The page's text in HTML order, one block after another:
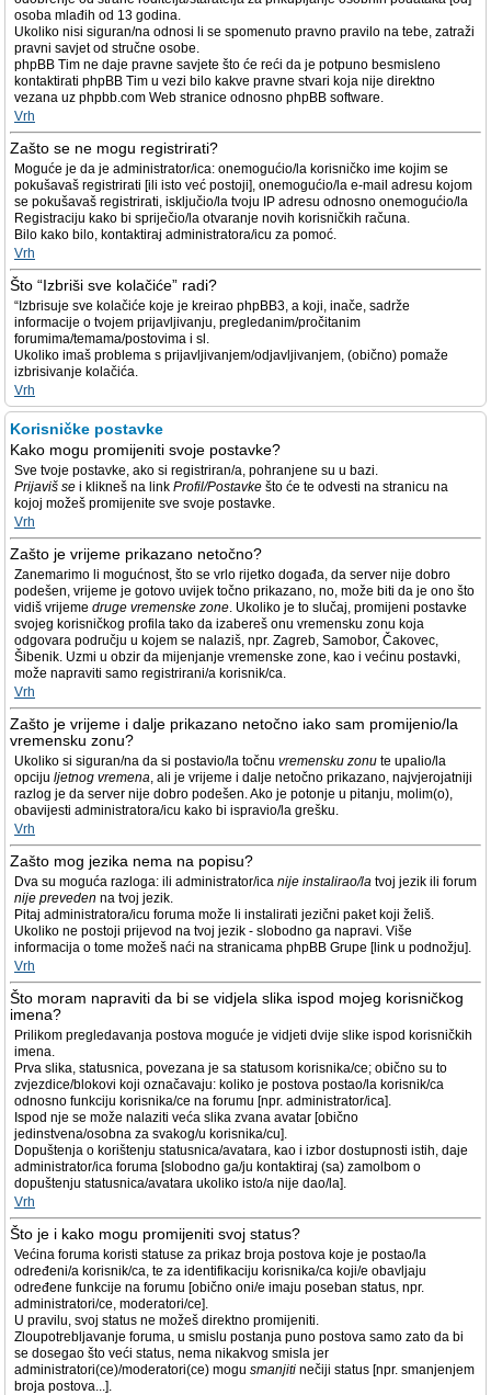
osoba mlađih od 13 godina.
Ukoliko nisi siguran/na odnosi li se spomenuto pravno pravilo na tebe, zatraži
pravni savjet od stručne osobe.
phpBB Tim ne daje pravne savjete što će reći da je potpuno besmisleno
kontaktirati phpBB Tim u vezi bilo kakve pravne stvari koja nije direktno
vezana uz phpbb.com Web stranice odnosno phpBB software.
Vrh
Zašto se ne mogu registrirati?
Moguće je da je administrator/ica: onemogućio/la korisničko ime kojim se
pokušavaš registrirati [ili isto već postoji], onemogućio/la e-mail adresu kojom
se pokušavaš registrirati, isključio/la tvoju IP adresu odnosno onemogućio/la
Registraciju kako bi spriječio/la otvaranje novih korisničkih računa.
Bilo kako bilo, kontaktiraj administratora/icu za pomoć.
Vrh
Što “Izbriši sve kolačiće” radi?
“Izbrisuje sve kolačiće koje je kreirao phpBB3, a koji, inače, sadrže
informacije o tvojem prijavljivanju, pregledanim/pročitanim
forumima/temama/postovima i sl.
Ukoliko imaš problema s prijavljivanjem/odjavljivanjem, (obično) pomaže
izbrisivanje kolačića.
Vrh
Korisničke postavke
Kako mogu promijeniti svoje postavke?
Sve tvoje postavke, ako si registriran/a, pohranjene su u bazi.
Prijaviš se i klikneš na link Profil/Postavke što će te odvesti na stranicu na
kojoj možeš promijenite sve svoje postavke.
Vrh
Zašto je vrijeme prikazano netočno?
Zanemarimo li mogućnost, što se vrlo rijetko događa, da server nije dobro
podešen, vrijeme je gotovo uvijek točno prikazano, no, može biti da je ono što
vidiš vrijeme druge vremenske zone. Ukoliko je to slučaj, promijeni postavke
svojeg korisničkog profila tako da izabereš onu vremensku zonu koja
odgovara području u kojem se nalaziš, npr. Zagreb, Samobor, Čakovec,
Šibenik. Uzmi u obzir da mijenjanje vremenske zone, kao i većinu postavki,
može napraviti samo registrirani/a korisnik/ca.
Vrh
Zašto je vrijeme i dalje prikazano netočno iako sam promijenio/la
vremensku zonu?
Ukoliko si siguran/na da si postavio/la točnu vremensku zonu te upalio/la
opciju ljetnog vremena, ali je vrijeme i dalje netočno prikazano, najvjerojatniji
razlog je da server nije dobro podešen. Ako je potonje u pitanju, molim(o),
obavijesti administratora/icu kako bi ispravio/la grešku.
Vrh
Zašto mog jezika nema na popisu?
Dva su moguća razloga: ili administrator/ica nije instalirao/la tvoj jezik ili forum
nije preveden na tvoj jezik.
Pitaj administratora/icu foruma može li instalirati jezični paket koji želiš.
Ukoliko ne postoji prijevod na tvoj jezik - slobodno ga napravi. Više
informacija o tome možeš naći na stranicama phpBB Grupe [link u podnožju].
Vrh
Što moram napraviti da bi se vidjela slika ispod mojeg korisničkog
imena?
Prilikom pregledavanja postova moguće je vidjeti dvije slike ispod korisničkih
imena.
Prva slika, statusnica, povezana je sa statusom korisnika/ce; obično su to
zvjezdice/blokovi koji označavaju: koliko je postova postao/la korisnik/ca
odnosno funkciju korisnika/ce na forumu [npr. administrator/ica].
Ispod nje se može nalaziti veća slika zvana avatar [obično
jedinstvena/osobna za svakog/u korisnika/cu].
Dopuštenja o korištenju statusnica/avatara, kao i izbor dostupnosti istih, daje
administrator/ica foruma [slobodno ga/ju kontaktiraj (sa) zamolbom o
dopuštenju statusnica/avatara ukoliko isto/a nije dao/la].
Vrh
Što je i kako mogu promijeniti svoj status?
Većina foruma koristi statuse za prikaz broja postova koje je postao/la
određeni/a korisnik/ca, te za identifikaciju korisnika/ca koji/e obavljaju
određene funkcije na forumu [obično oni/e imaju poseban status, npr.
administratori/ce, moderatori/ce].
U pravilu, svoj status ne možeš direktno promijeniti.
Zloupotrebljavanje foruma, u smislu postanja puno postova samo zato da bi
se dosegao što veći status, nema nikakvog smisla jer
administratori(ce)/moderatori(ce) mogu smanjiti nečiji status [npr. smanjenjem
broja postova...].